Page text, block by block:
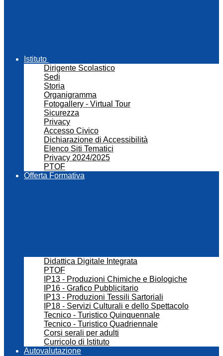
Istituto
Dirigente Scolastico
Sedi
Storia
Organigramma
Fotogallery - Virtual Tour
Sicurezza
Privacy
Accesso Civico
Dichiarazione di Accessibilità
Elenco Siti Tematici
Privacy 2024/2025
PTOF
Offerta Formativa
Didattica Digitale Integrata
PTOF
IP13 - Produzioni Chimiche e Biologiche
IP16 - Grafico Pubblicitario
IP13 - Produzioni Tessili Sartoriali
IP18 - Servizi Culturali e dello Spettacolo
Tecnico - Turistico Quinquennale
Tecnico - Turistico Quadriennale
Corsi serali per adulti
Curricolo di Istituto
Autovalutazione